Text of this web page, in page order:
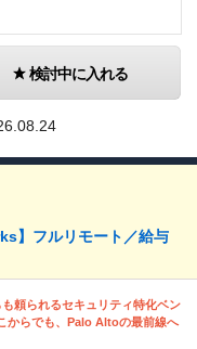
検討中に入れる
】フルリモート／給与
頼られるセキュリティ特化ベン
からでも、Palo Altoの最前線へ